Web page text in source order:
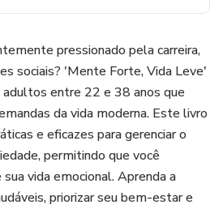
pressionado pela carreira,
sociais? 'Mente Forte, Vida Leve'
adultos entre 22 e 38 anos que
da vida moderna. Este livro
e eficazes para gerenciar o
permitindo que você
vida emocional. Aprenda a
priorizar seu bem-estar e